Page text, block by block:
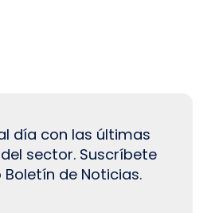
día con las últimas
sector. Suscríbete
de Noticias.